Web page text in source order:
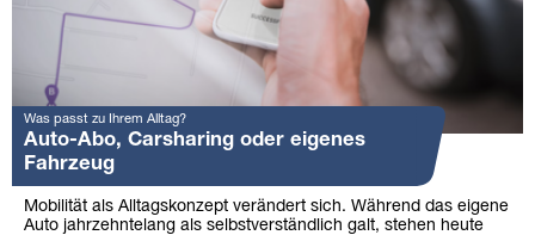
Was passt zu Ihrem Alltag?
Auto-Abo, Carsharing oder eigenes
Fahrzeug
Mobilität als Alltagskonzept verändert sich. Während das eigene
Auto jahrzehntelang als selbstverständlich galt, stehen heute